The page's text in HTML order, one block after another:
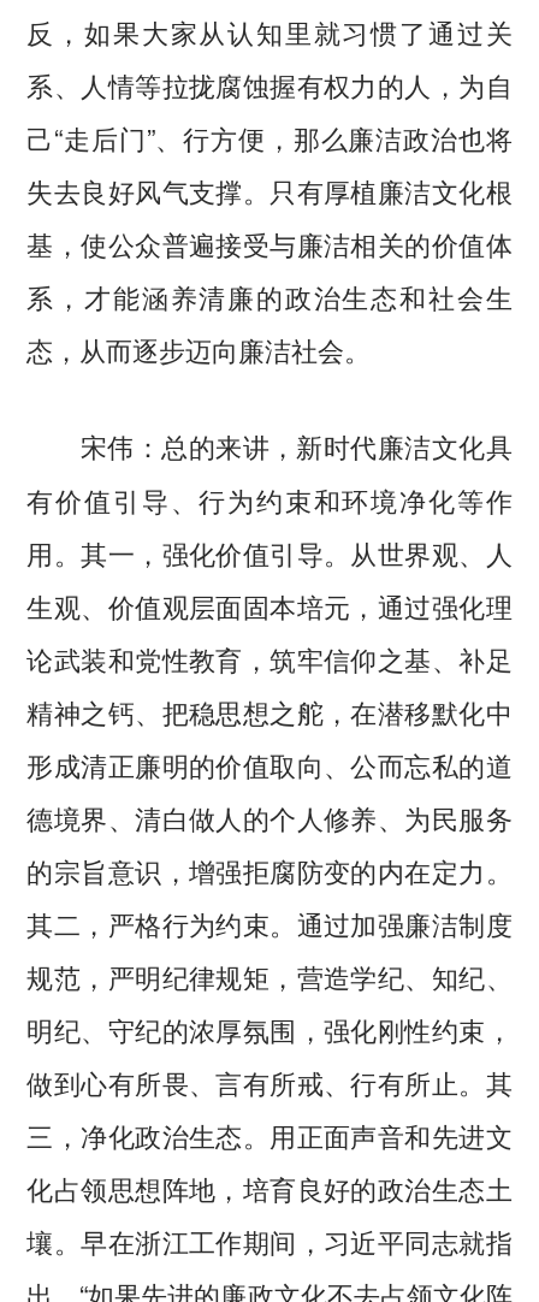
反，如果大家从认知里就习惯了通过关
系、人情等拉拢腐蚀握有权力的人，为自
己“走后门”、行方便，那么廉洁政治也将
失去良好风气支撑。只有厚植廉洁文化根
基，使公众普遍接受与廉洁相关的价值体
系，才能涵养清廉的政治生态和社会生
态，从而逐步迈向廉洁社会。
宋伟：总的来讲，新时代廉洁文化具
有价值引导、行为约束和环境净化等作
用。其一，强化价值引导。从世界观、人
生观、价值观层面固本培元，通过强化理
论武装和党性教育，筑牢信仰之基、补足
精神之钙、把稳思想之舵，在潜移默化中
形成清正廉明的价值取向、公而忘私的道
德境界、清白做人的个人修养、为民服务
的宗旨意识，增强拒腐防变的内在定力。
其二，严格行为约束。通过加强廉洁制度
规范，严明纪律规矩，营造学纪、知纪、
明纪、守纪的浓厚氛围，强化刚性约束，
做到心有所畏、言有所戒、行有所止。其
三，净化政治生态。用正面声音和先进文
化占领思想阵地，培育良好的政治生态土
壤。早在浙江工作期间，习近平同志就指
出，“如果先进的廉政文化不去占领文化阵